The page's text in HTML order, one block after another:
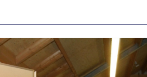
van
van